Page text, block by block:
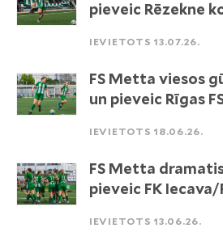
pieveic Rēzekne
IEVIETOTS 13.07.26.
FS Metta viesos
un pieveic Rīgas
IEVIETOTS 18.06.26.
FS Metta
pieveic FK Iecava/
IEVIETOTS 13.06.26.